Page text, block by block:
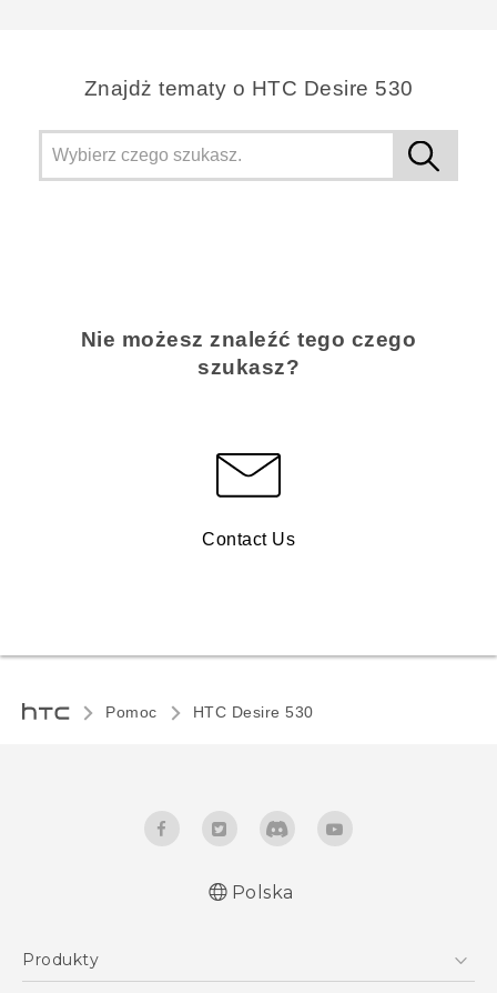
Znajdż tematy o HTC Desire 530
Nie możesz znaleźć tego czego
szukasz?
Contact Us
Pomoc HTC Desire 530‎
Polska
Produkty